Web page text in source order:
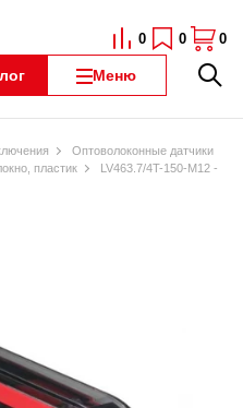
Меню
0 0 0
Оптоволоконные датчики
пластик
LV463.7/4T-150-M12 -